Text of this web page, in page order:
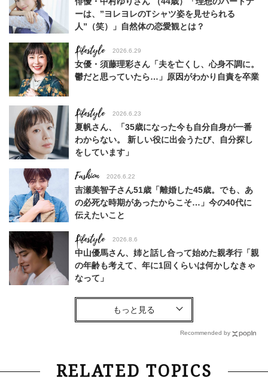
ーは、”ヨレヨレのTシャツ姿を見せられる
人”（笑）」自然体の恋愛観とは？
Lifestyle 2026.6.29
女優・須藤理彩さん「夫を亡くし、心身不調に。
鬱だと思っていたら…」原因がわかり自責を卒業
Lifestyle 2026.6.23
夏帆さん、「35歳になった今も自分自身が一番
わからない。 新しい役に出会うたび、自分探し
をしています」
Fashion 2026.6.22
吉瀬美智子さん51歳「離婚した45歳。でも、あ
の必死な時期があったからこそ…」今の40代に
伝えたいこと
Lifestyle 2026.8.6
中山優馬さん、姉と話し合って始めた親孝行「親
の年齢も考えて、年に1回くらいは何かしなきゃ
なって」
Lifestyle
「人間、役に立たなきゃ生きてちゃいかんか？」
上野千鶴子先生が問い直す“理想の老後”の呪縛
Fashion 2026.6.12
Recommended by
RELATED TOPICS